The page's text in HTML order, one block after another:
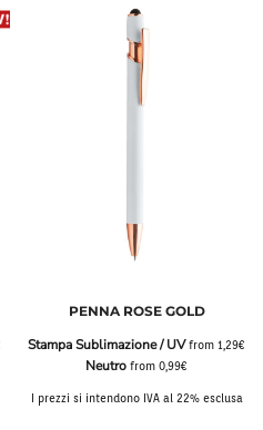
PENNA ROSE GOLD
Stampa Sublimazione / UVfrom1,29€
Neutro from0,99€
I prezzi si intendono IVA al 22% esclusa